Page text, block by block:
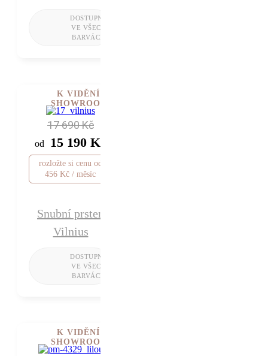
17 690 Kč
od 15 190 Kč
rozložte si cenu od
456 Kč / měsíc
Snubní prsten
Vilnius
K VIDĚNÍ V
SHOWROOMU
K VIDĚNÍ V
SHOWROOMU